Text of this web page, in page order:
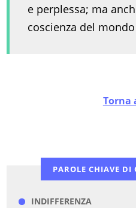
e perplessa; ma
coscienza del
Torna
PAROLE CHIAVE DI
INDIFFERENZA